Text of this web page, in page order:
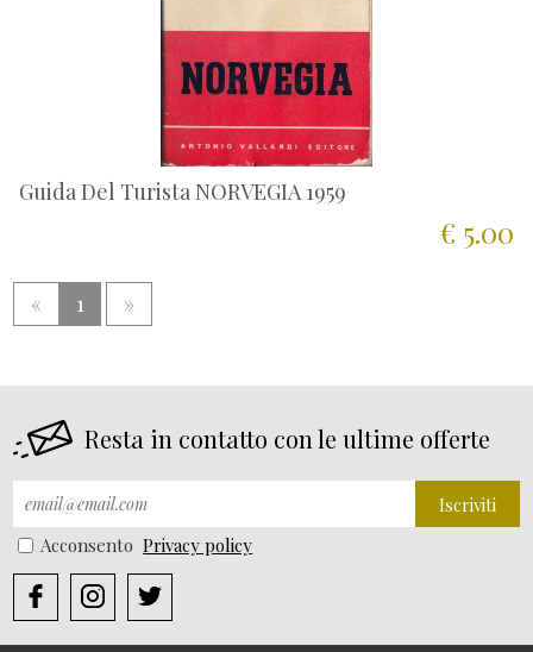
Guida Del Turista NORVEGIA 1959
€ 5.00
« 1 »
Resta in contatto con le ultime offerte
Iscriviti
Acconsento Privacy policy